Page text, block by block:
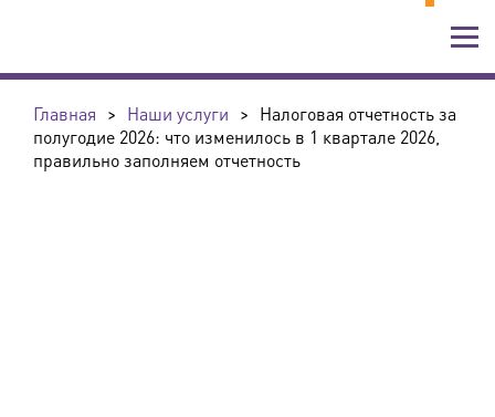
Главная > Наши услуги > Налоговая отчетность за
полугодие 2026: что изменилось в 1 квартале 2026,
правильно заполняем отчетность